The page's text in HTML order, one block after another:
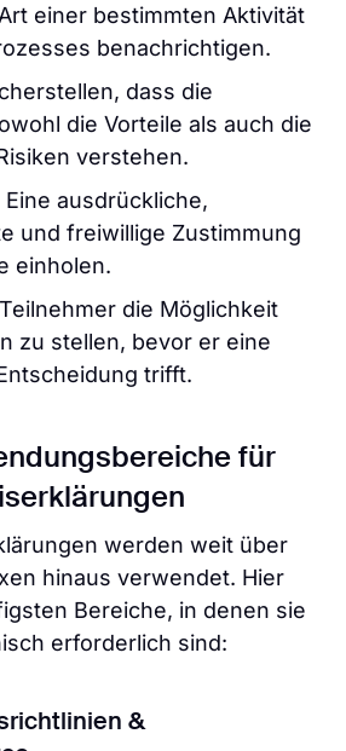
einer bestimmten Aktivität
benachrichtigen.
dass die
die Vorteile als auch die
verstehen.
Eine ausdrückliche,
und freiwillige Zustimmung
einholen.
die Möglichkeit
zu stellen, bevor er eine
trifft.
für
werden weit über
hinaus verwendet. Hier
Bereiche, in denen sie
erforderlich sind:
&